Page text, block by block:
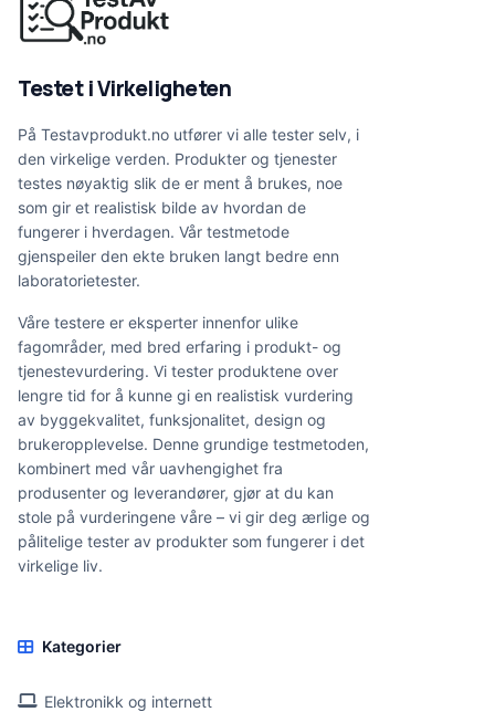
Testet i Virkeligheten
På Testavprodukt.no utfører vi alle tester selv, i
den virkelige verden. Produkter og tjenester
testes nøyaktig slik de er ment å brukes, noe
som gir et realistisk bilde av hvordan de
fungerer i hverdagen. Vår testmetode
gjenspeiler den ekte bruken langt bedre enn
laboratorietester.
Våre testere er eksperter innenfor ulike
fagområder, med bred erfaring i produkt- og
tjenestevurdering. Vi tester produktene over
lengre tid for å kunne gi en realistisk vurdering
av byggekvalitet, funksjonalitet, design og
brukeropplevelse. Denne grundige testmetoden,
kombinert med vår uavhengighet fra
produsenter og leverandører, gjør at du kan
stole på vurderingene våre – vi gir deg ærlige og
pålitelige tester av produkter som fungerer i det
virkelige liv.
Kategorier
Elektronikk og internett